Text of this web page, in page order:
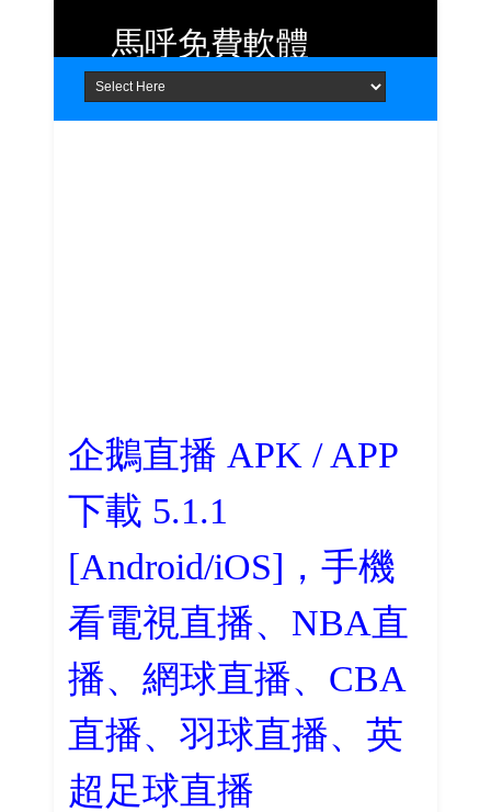
Home About Contact
馬呼免費軟體
提供 Android、iOS 好用的手機應用
程式及 Windows 免費軟體
企鵝直播 APK / APP
下載 5.1.1
[Android/iOS]，手機
看電視直播、NBA直
播、網球直播、CBA
直播、羽球直播、英
超足球直播